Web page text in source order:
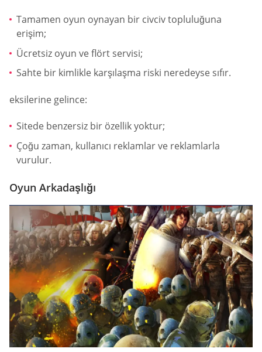
Tamamen oyun oynayan bir civciv topluluğuna
erişim;
Ücretsiz oyun ve flört servisi;
Sahte bir kimlikle karşılaşma riski neredeyse sıfır.
eksilerine gelince:
Sitede benzersiz bir özellik yoktur;
Çoğu zaman, kullanıcı reklamlar ve reklamlarla
vurulur.
Oyun Arkadaşlığı